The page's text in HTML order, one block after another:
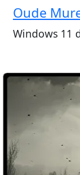
Oude
Windows 11